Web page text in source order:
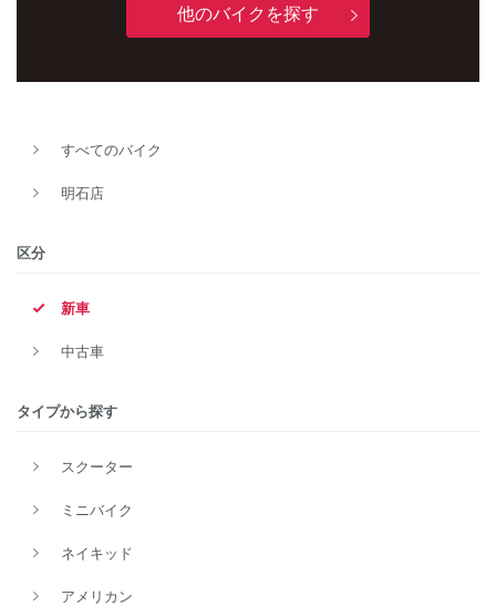
他のバイクを探す
すべてのバイク
明石店
区分
新車
中古車
タイプから探す
スクーター
ミニバイク
ネイキッド
アメリカン
メーカー
価格